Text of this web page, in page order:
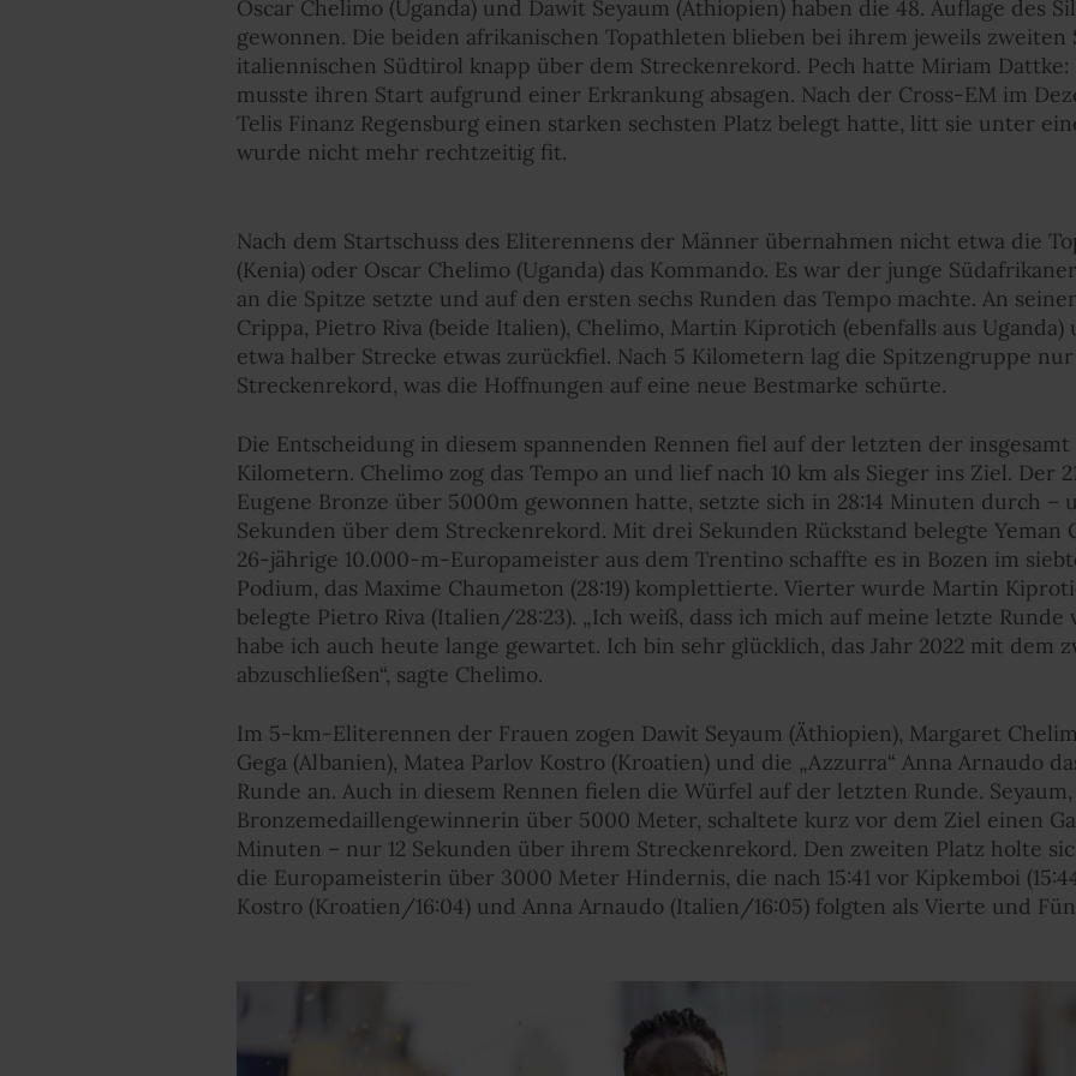
Oscar Chelimo (Uganda) und Dawit Seyaum (Äthiopien) haben die 48. Auflage des
gewonnen. Die beiden afrikanischen Topathleten blieben bei ihrem jeweils zweiten
italiennischen Südtirol knapp über dem Streckenrekord. Pech hatte Miriam
musste ihren Start aufgrund einer Erkrankung absagen. Nach der Cross-EM im
Telis Finanz Regensburg einen starken sechsten Platz belegt hatte, litt sie unter
wurde nicht mehr rechtzeitig fit.
Nach dem Startschuss des Eliterennens der Männer übernahmen nicht etwa die
(Kenia) oder Oscar Chelimo (Uganda) das Kommando. Es war der junge
an die Spitze setzte und auf den ersten sechs Runden das Tempo machte. An
Crippa, Pietro Riva (beide Italien), Chelimo, Martin Kiprotich (ebenfalls aus
etwa halber Strecke etwas zurückfiel. Nach 5 Kilometern lag die Spitzengruppe
Streckenrekord, was die Hoffnungen auf eine neue Bestmarke schürte.
Die Entscheidung in diesem spannenden Rennen fiel auf der letzten der insgesamt
Kilometern. Chelimo zog das Tempo an und lief nach 10 km als Sieger ins Ziel. Der
Eugene Bronze über 5000m gewonnen hatte, setzte sich in 28:14 Minuten durch –
Sekunden über dem Streckenrekord. Mit drei Sekunden Rückstand belegte Yeman
26-jährige 10.000-m-Europameister aus dem Trentino schaffte es in Bozen im
Podium, das Maxime Chaumeton (28:19) komplettierte. Vierter wurde Martin
belegte Pietro Riva (Italien/28:23). „Ich weiß, dass ich mich auf meine letzte Runde
habe ich auch heute lange gewartet. Ich bin sehr glücklich, das Jahr 2022 mit dem
abzuschließen“, sagte Chelimo.
Im 5-km-Eliterennen der Frauen zogen Dawit Seyaum (Äthiopien), Margaret
Gega (Albanien), Matea Parlov Kostro (Kroatien) und die „Azzurra“ Anna Arnaudo
Runde an. Auch in diesem Rennen fielen die Würfel auf der letzten Runde.
Bronzemedaillengewinnerin über 5000 Meter, schaltete kurz vor dem Ziel einen
Minuten – nur 12 Sekunden über ihrem Streckenrekord. Den zweiten Platz holte
die Europameisterin über 3000 Meter Hindernis, die nach 15:41 vor Kipkemboi
Kostro (Kroatien/16:04) und Anna Arnaudo (Italien/16:05) folgten als Vierte und